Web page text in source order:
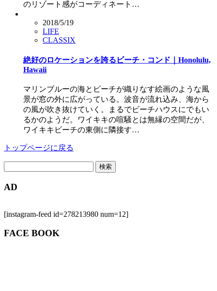
のリゾート感がコーディネート…
2018/5/19
LIFE
CLASSIX
絶好のロケーションを誇るビーチ・コンド｜Honolulu,
Hawaii
マリンブルーの海とビーチが織りなす絵画のような風
景が窓の外に広がっている。波音が流れ込み、海から
の風が吹き抜けていく。まるでビーチハウスにでもい
るかのようだ。ワイキキの喧騒とは無縁の空間だが、
ワイキキビーチの東側に隣接す…
トップページに戻る
AD
[instagram-feed id=278213980 num=12]
FACE BOOK